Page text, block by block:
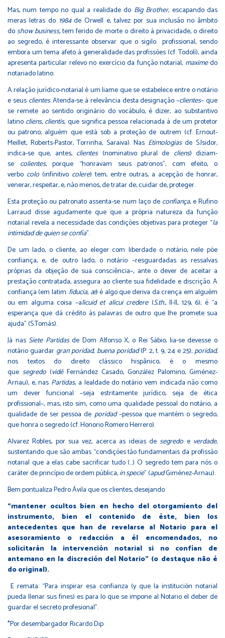
Mas, num tempo no qual a realidade do Big Brother, escapando das
meras letras do 1984de Orwell e, talvez por sua inclusão no âmbito
doshow business, tem ferido de morte o direito à privacidade, o direito
ao segredo, é interessante observar que o sigilo profissional, sendo
embora um tema afeto à generalidade das profissões (cf. Todolí), ainda
apresenta particular relevo no exercício da função notarial, maximedo
notariado latino.
A relação jurídico-notarial é um liame que se estabelece entre o notário
e seus clientes. Atenda-se à relevância desta designação –clientes– que
se remete ao sentido originário do vocábulo, é dizer, ao substantivo
latino cliens, clientis, que significa pessoa relacionada à de um protetor
ou patrono; alguém que está sob a proteção de outrem (cf. Ernout-
Meillet, Roberts-Pastor, Torrinha, Saraiva). Nas Etimologiasde S.Isidor,
indica-se que, antes, clientes(nominativo plural de cliens) diziam-
se colientes, porque “honravam seus patronos”; com efeito, o
verbo colo (infinitivo colere) tem, entre outras, a acepção de honrar,
venerar, respeitar, e, não menos, de tratar de, cuidar de, proteger.
Esta proteção ou patronato assenta-se num laço de confiança, e Rufino
Larraud disse agudamente que que a própria natureza da função
notarial revela a necessidade das condições objetivas para proteger “la
intimidad de quien se confía”.
De um lado, o cliente, ao eleger com liberdade o notário, nele põe
confiança, e, de outro lado, o notário –resguardadas as ressalvas
próprias da objeção de sua consciência–, ante o dever de aceitar a
prestação contratada, assegura ao cliente sua fidelidade e discrição. A
confiança (em latim:fiducia, æ) é algo que deriva da crença em alguém
ou em alguma coisa –alicuid et alicui credere(S.th., II-II, 129, 6); é “a
esperança que dá crédito às palavras de outro que lhe promete sua
ajuda” (S.Tomás).
Já nas Siete Partidasde Dom Alfonso X, o Rei Sábio, lia-se devesse o
notário guardargran poridad, buena poridad(P. 2, t. 9, 24 e 25);poridad,
nos textos do direito clássico hispânico, é o mesmo
que segredo (vidēFernández Casado, González Palomino, Giménez-
Arnau), e, nas Partidas, a lealdade do notário vem indicada não como
um dever funcional –seja estritamente jurídico, seja de ética
profissional–, mas, isto sim, como uma qualidade pessoal do notário, a
qualidade de ser pessoa de poridad–pessoa que mantém o segredo,
que honra o segredo (cf. Honorio Romero Herrero).
Alvarez Robles, por sua vez, acerca as ideias desegredo e verdade,
sustentando que são ambas “condições tão fundamentais da profissão
notarial que a elas cabe sacrificar tudo (…) O segredo tem para nós o
caráter de princípio de ordem pública,in specie” (apudGiménez-Arnau).
Bem pontualiza Pedro Ávila que os clientes, desejando
“mantener ocultos bien en hecho del otorgamiento del
instrumento, bien el contenido de éste, bien los
antecedentes que han de revelarse al Notario para el
asesoramiento o redacción a él encomendados, no
solicitarán la intervención notarial si no confían de
antemano en la discreción del Notario” (o destaque não é
do original).
E remata: “Para inspirar esa confianza (y que la institución notarial
pueda llenar sus fines) es para lo que se impone al Notario el deber de
guardar el secreto profesional”.
*Por desembargador Ricardo Dip